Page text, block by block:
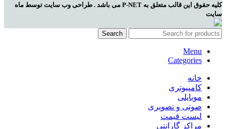
کلیه حقوق این قالب متعلق به P-NET می باشد . طراحی وب سایت توسط ماه
سایت
Search
Menu
Categories
خانه
کامپیوتری
موبایلی
صوتی و تصویری
لیست قیمت
مراکز گارانتی